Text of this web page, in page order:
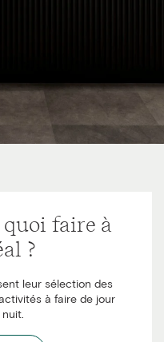
faire à
?
leur sélection des
à faire de jour